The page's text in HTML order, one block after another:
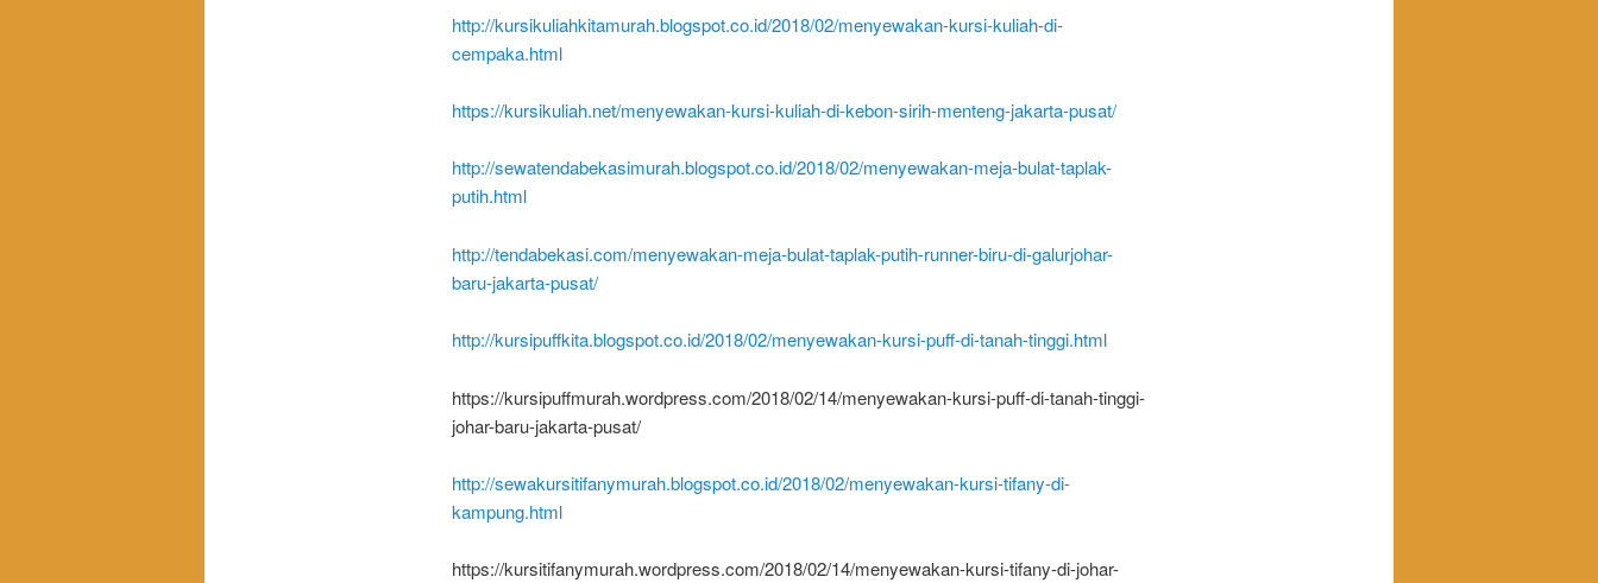
http://kursikuliahkitamurah.blogspot.co.id/2018/02/menyewakan-kursi-kuliah-di-
cempaka.html
https://kursikuliah.net/menyewakan-kursi-kuliah-di-kebon-sirih-menteng-jakarta-pusat/
http://sewatendabekasimurah.blogspot.co.id/2018/02/menyewakan-meja-bulat-taplak-
putih.html
http://tendabekasi.com/menyewakan-meja-bulat-taplak-putih-runner-biru-di-galurjohar-
baru-jakarta-pusat/
http://kursipuffkita.blogspot.co.id/2018/02/menyewakan-kursi-puff-di-tanah-tinggi.html
https://kursipuffmurah.wordpress.com/2018/02/14/menyewakan-kursi-puff-di-tanah-tinggi-
johar-baru-jakarta-pusat/
http://sewakursitifanymurah.blogspot.co.id/2018/02/menyewakan-kursi-tifany-di-
kampung.html
https://kursitifanymurah.wordpress.com/2018/02/14/menyewakan-kursi-tifany-di-johar-